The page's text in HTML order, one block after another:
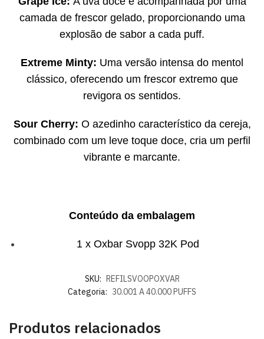
camada de frescor gelado, proporcionando uma
explosão de sabor a cada puff.
Extreme Minty: Uma versão intensa do mentol
clássico, oferecendo um frescor extremo que
revigora os sentidos.
Sour Cherry: O azedinho característico da cereja,
combinado com um leve toque doce, cria um perfil
vibrante e marcante.
Conteúdo da embalagem
1 x Oxbar Svopp 32K Pod
SKU:
REFILSVOOPOXVAR
Categoria: 30.001 A 40.000 PUFFS
Produtos relacionados